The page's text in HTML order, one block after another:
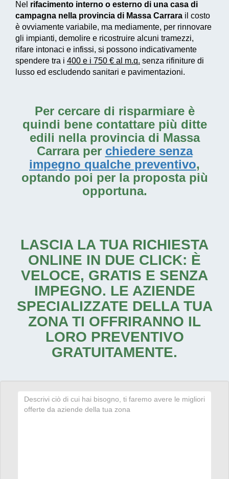
Nel rifacimento interno o esterno di una casa di
campagna nella provincia di Massa Carrara il costo
è ovviamente variabile, ma mediamente, per rinnovare
gli impianti, demolire e ricostruire alcuni tramezzi,
rifare intonaci e infissi, si possono indicativamente
spendere tra i 400 e i 750 € al m.q. senza rifiniture di
lusso ed escludendo sanitari e pavimentazioni.
Per cercare di risparmiare è
quindi bene contattare più ditte
edili nella provincia di Massa
Carrara per chiedere senza
impegno qualche preventivo,
optando poi per la proposta più
opportuna.
LASCIA LA TUA RICHIESTA
ONLINE IN DUE CLICK: È
VELOCE, GRATIS E SENZA
IMPEGNO. LE AZIENDE
SPECIALIZZATE DELLA TUA
ZONA TI OFFRIRANNO IL
LORO PREVENTIVO
GRATUITAMENTE.